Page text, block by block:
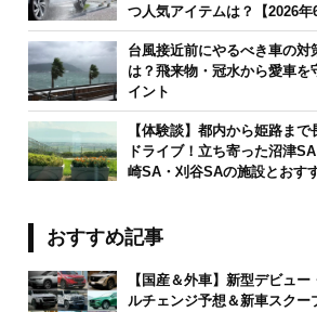
つ人気アイテムは？【2026年
版】
台風接近前にやるべき車の対
は？飛来物・冠水から愛車を
イント
【体験談】都内から姫路まで
ドライブ！立ち寄った沼津
崎SA・刈谷SAの施設とおす
おすすめ記事
【国産＆外車】新型デビュー
ルチェンジ予想＆新車スクー